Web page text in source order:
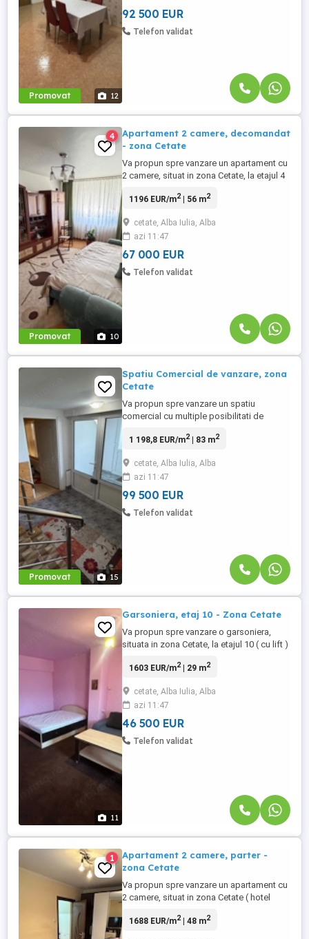
Promovat 12
debara si doua balcoane. Zona ...
92 500 EUR
Telefon validat
Promovat 10
4
Apartament 2 camere, decomandat
- zona Cetate
Va propun spre vanzare un apartament cu
2 camere, situat in zona Cetate, la etajul 4
Apartamentul are o suprafata utila de
dormitor, bucatarie, hol si baie. Acesta
dispune de loc de parcare. Zona este una
centrala, cu acces ...
1196 EUR/m2| 56 m2
cetate, Alba Iulia, Alba
azi 11:47
67 000 EUR
Telefon validat
Promovat 15
Spatiu Comercial de vanzare, zona
Cetate
Va propun spre vanzare un spatiu
comercial cu multiple posibilitati de
locatie accesibila si bine pozitionata.
83mp, la care se adauga 25mp teren
concesionat pe termen lung, contract
valabil. Proprietatea este compartimentata
1 198,8 EUR/m2| 83 m2
cetate, Alba Iulia, Alba
azi 11:47
99 500 EUR
Telefon validat
11
Garsoniera, etaj 10 - Zona Cetate
Va propun spre vanzare o garsoniera,
situata in zona Cetate, la etajul 10 ( cu lift )
suprafata utila de 29 mp, ideal pentru
Garsoniera este alcatuit din: living spatios,
hol , baie si balcon inchis. Zona linistita, ...
1603 EUR/m2| 29 m2
cetate, Alba Iulia, Alba
azi 11:47
46 500 EUR
Telefon validat
1
Apartament 2 camere, parter -
zona Cetate
Va propun spre vanzare un apartament cu
2 camere, situat in zona Cetate ( hotel
Apartamentul are o suprafata utila de 48
1688 EUR/m2| 48 m2